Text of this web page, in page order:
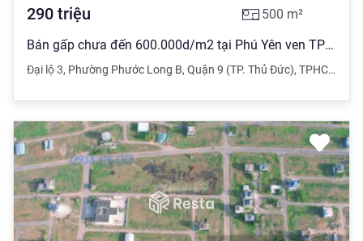
290 triệu 500 m²
Bán gấp chưa đến 600.000d/m2 tại Phú Yên ven TP Tuy Hòa
Đại lộ 3, Phường Phước Long B, Quận 9 (TP. Thủ Đức), TPHCM